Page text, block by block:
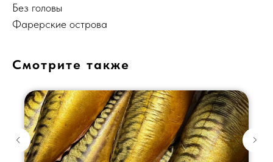
Без головы
Фарерские острова
Смотрите также